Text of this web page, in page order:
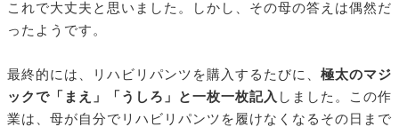
これで大丈夫と思いました。しかし、その母の答えは偶然だ
ったようです。
最終的には、リハビリパンツを購入するたびに、 極太のマジ
ックで「まえ」「うしろ」と一枚一枚記入 しました。この作
業は、母が自分でリハビリパンツを履けなくなるその日まで